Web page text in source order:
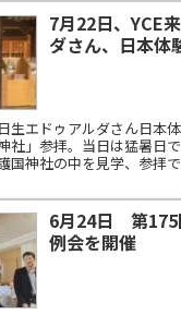
7月22日、YCE
ダさん、日本
生エドゥアルダさん日本
社」参拝。当日は猛暑日
護国神社の中を見学、
6月24日 第175
例会を開催